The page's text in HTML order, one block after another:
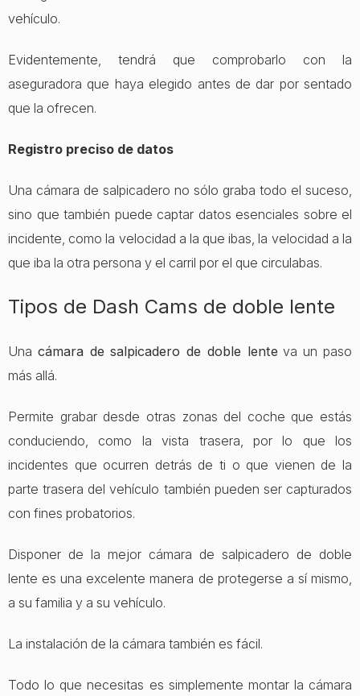
vehículo.
Evidentemente, tendrá que comprobarlo con la
aseguradora que haya elegido antes de dar por sentado
que la ofrecen.
Registro preciso de datos
Una cámara de salpicadero no sólo graba todo el suceso,
sino que también puede captar datos esenciales sobre el
incidente, como la velocidad a la que ibas, la velocidad a la
que iba la otra persona y el carril por el que circulabas.
Tipos de Dash Cams de doble lente
Una cámara de salpicadero de doble lente va un paso
más allá.
Permite grabar desde otras zonas del coche que estás
conduciendo, como la vista trasera, por lo que los
incidentes que ocurren detrás de ti o que vienen de la
parte trasera del vehículo también pueden ser capturados
con fines probatorios.
Disponer de la mejor cámara de salpicadero de doble
lente es una excelente manera de protegerse a sí mismo,
a su familia y a su vehículo.
La instalación de la cámara también es fácil.
Todo lo que necesitas es simplemente montar la cámara